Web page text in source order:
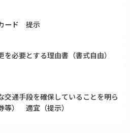
ード 提示
を必要とする理由書（書式自由）
交通手段を確保していることを明ら
等） 適宜（提示）